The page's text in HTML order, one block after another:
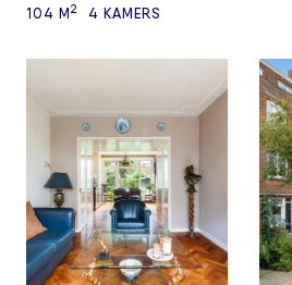
104 M2 4 KAMERS